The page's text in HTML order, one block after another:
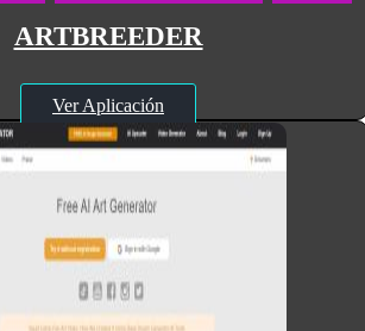
ARTBREEDER
Ver Aplicación